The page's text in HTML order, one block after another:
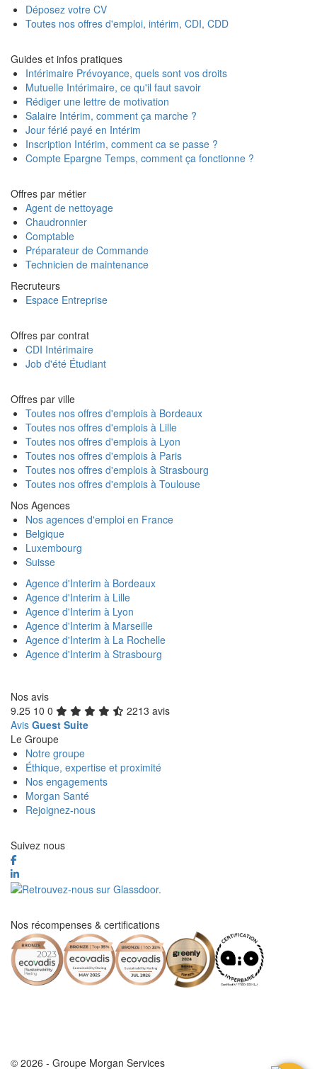
Déposez votre CV
Toutes nos offres d'emploi, intérim, CDI, CDD
Guides et infos pratiques
Intérimaire Prévoyance, quels sont vos droits
Mutuelle Intérimaire, ce qu'il faut savoir
Rédiger une lettre de motivation
Salaire Intérim, comment ça marche ?
Jour férié payé en Intérim
Inscription Intérim, comment ca se passe ?
Compte Epargne Temps, comment ça fonctionne ?
Offres par métier
Agent de nettoyage
Chaudronnier
Comptable
Préparateur de Commande
Technicien de maintenance
Recruteurs
Espace Entreprise
Offres par contrat
CDI Intérimaire
Job d'été Étudiant
Offres par ville
Toutes nos offres d'emplois à Bordeaux
Toutes nos offres d'emplois à Lille
Toutes nos offres d'emplois à Lyon
Toutes nos offres d'emplois à Paris
Toutes nos offres d'emplois à Strasbourg
Toutes nos offres d'emplois à Toulouse
Nos Agences
Nos agences d'emploi en France
Belgique
Luxembourg
Suisse
Agence d'Interim à Bordeaux
Agence d'Interim à Lille
Agence d'Interim à Lyon
Agence d'Interim à Marseille
Agence d'Interim à La Rochelle
Agence d'Interim à Strasbourg
Nos avis
9.25 10 0
2213 avis
Avis Guest Suite
Le Groupe
Notre groupe
Éthique, expertise et proximité
Nos engagements
Morgan Santé
Rejoignez-nous
Suivez nous
Nos récompenses & certifications
© 2026 - Groupe Morgan Services